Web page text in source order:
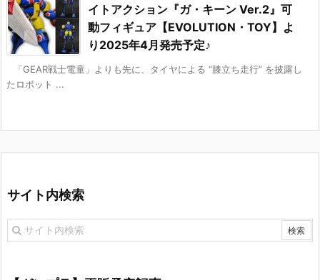
イトアクション『ガ・キーン Ver.2』可
動フィギュア【EVOLUTION・TOY】よ
り2025年4月発売予定♪
「GEAR戦士電童」よりも先に、タイヤによる “膝立ち走行” を披露し
たロボット ...
サイト内検索